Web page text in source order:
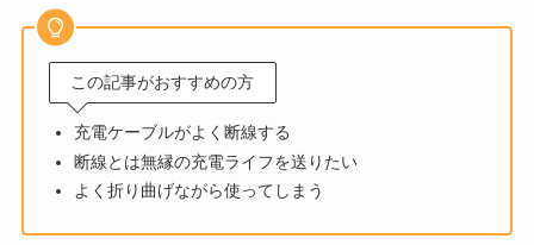
この記事がおすすめの方
充電ケーブルがよく断線する
断線とは無縁の充電ライフを送りたい
よく折り曲げながら使ってしまう